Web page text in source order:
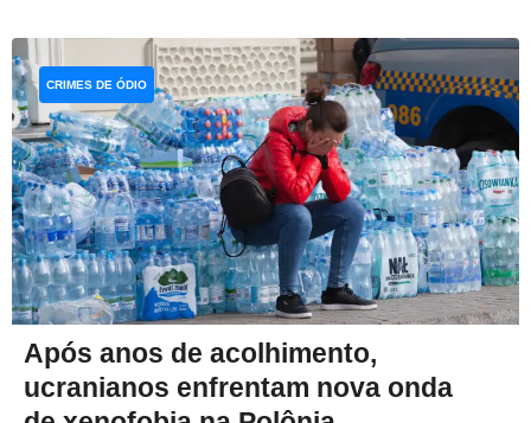
Após anos de acolhimento,
ucranianos enfrentam nova onda
CRIMES DE ÓDIO